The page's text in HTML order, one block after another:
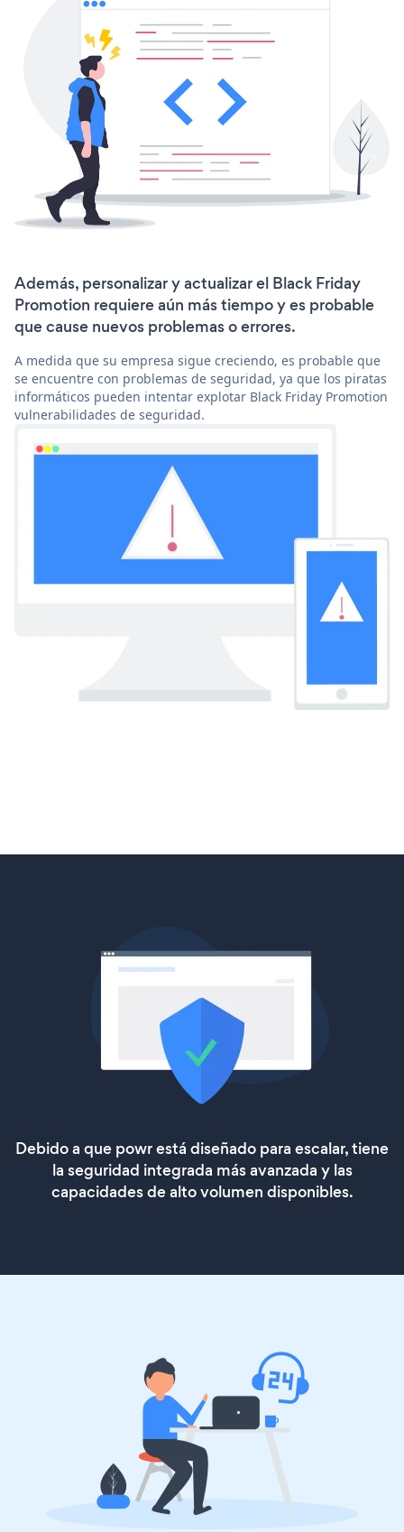
Además, personalizar y actualizar el Black Friday
Promotion requiere aún más tiempo y es probable
que cause nuevos problemas o errores.
A medida que su empresa sigue creciendo, es probable que
se encuentre con problemas de seguridad, ya que los piratas
informáticos pueden intentar explotar Black Friday Promotion
vulnerabilidades de seguridad.
Debido a que powr está diseñado para escalar, tiene
la seguridad integrada más avanzada y las
capacidades de alto volumen disponibles.